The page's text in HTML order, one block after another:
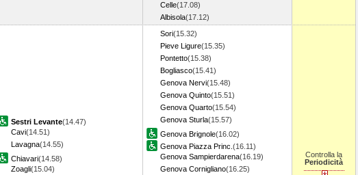
Celle(17.08)
Albisola(17.12)
Sestri Levante(14.47)
Cavi(14.51)
Lavagna(14.55)
Chiavari(14.58)
Zoagli(15.04)
Sori(15.32)
Pieve Ligure(15.35)
Pontetto(15.38)
Bogliasco(15.41)
Genova Nervi(15.48)
Genova Quinto(15.51)
Genova Quarto(15.54)
Genova Sturla(15.57)
Genova Brignole(16.02)
Genova Piazza Princ. (16.11)
Genova Sampierdarena(16.19)
Genova Cornigliano(16.25)
Controlla la
Periodicità